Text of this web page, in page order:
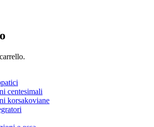
centesimali
korsakoviane